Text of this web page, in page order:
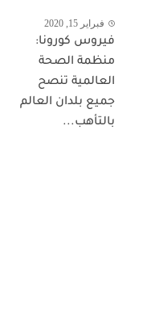
فبراير 15, 2020
فيروس كورونا:
منظمة الصحة
العالمية تنصح
جميع بلدان العالم
بالتأهب...